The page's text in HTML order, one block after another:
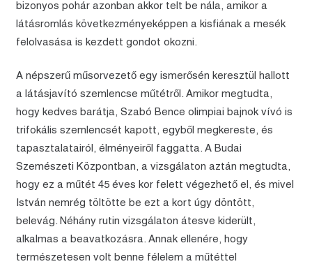
bizonyos pohár azonban akkor telt be nála, amikor a
látásromlás következményeképpen a kisfiának a mesék
felolvasása is kezdett gondot okozni.
A népszerű műsorvezető egy ismerősén keresztül hallott
a látásjavító szemlencse műtétről. Amikor megtudta,
hogy kedves barátja, Szabó Bence olimpiai bajnok vívó is
trifokális szemlencsét kapott, egyből megkereste, és
tapasztalatairól, élményeiről faggatta. A Budai
Szemészeti Központban, a vizsgálaton aztán megtudta,
hogy ez a műtét 45 éves kor felett végezhető el, és mivel
István nemrég töltötte be ezt a kort úgy döntött,
belevág. Néhány rutin vizsgálaton átesve kiderült,
alkalmas a beavatkozásra. Annak ellenére, hogy
természetesen volt benne félelem a műtéttel